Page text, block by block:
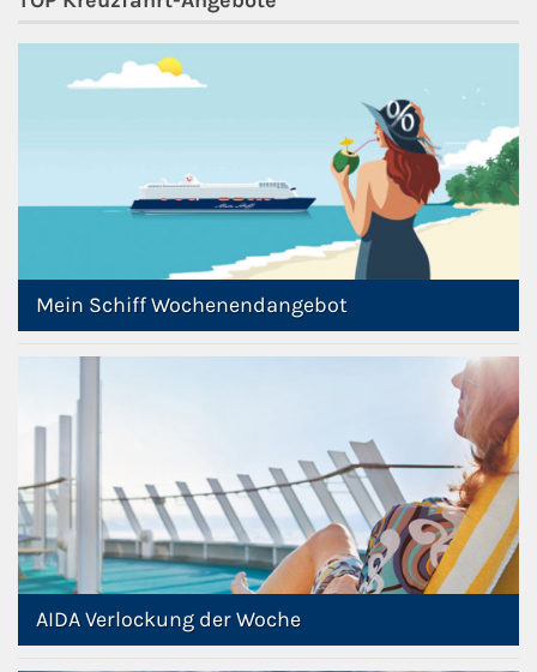
Westeuropa-Kreuzfahrt
Weltreise-Kreuzfahrt
Reedereien
TUI Cruises
Costa Kreuzfahrten
Phoenix Reisen
Hapag-Lloyd Cruises
Mein Schiff Wochenendangebot
AIDA Verlockung der Woche